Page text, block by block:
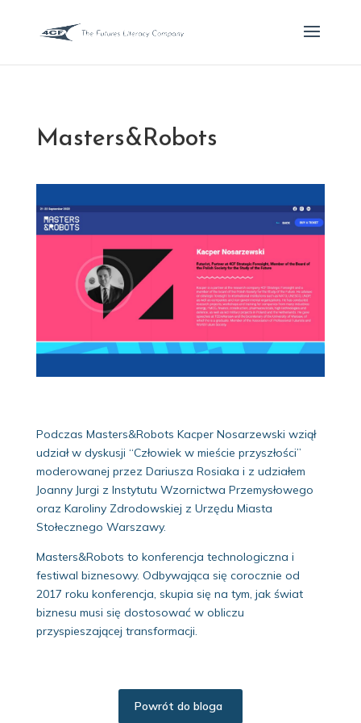
Masters&Robots
Podczas Masters&Robots Kacper Nosarzewski wziął
udział w dyskusji “Człowiek w mieście przyszłości”
moderowanej przez Dariusza Rosiaka i z udziałem
Joanny Jurgi z Instytutu Wzornictwa Przemysłowego
oraz Karoliny Zdrodowskiej z Urzędu Miasta
Stołecznego Warszawy.
Masters&Robots to konferencja technologiczna i
festiwal biznesowy. Odbywająca się corocznie od
2017 roku konferencja, skupia się na tym, jak świat
biznesu musi się dostosować w obliczu
przyspieszającej transformacji.
Powrót do bloga